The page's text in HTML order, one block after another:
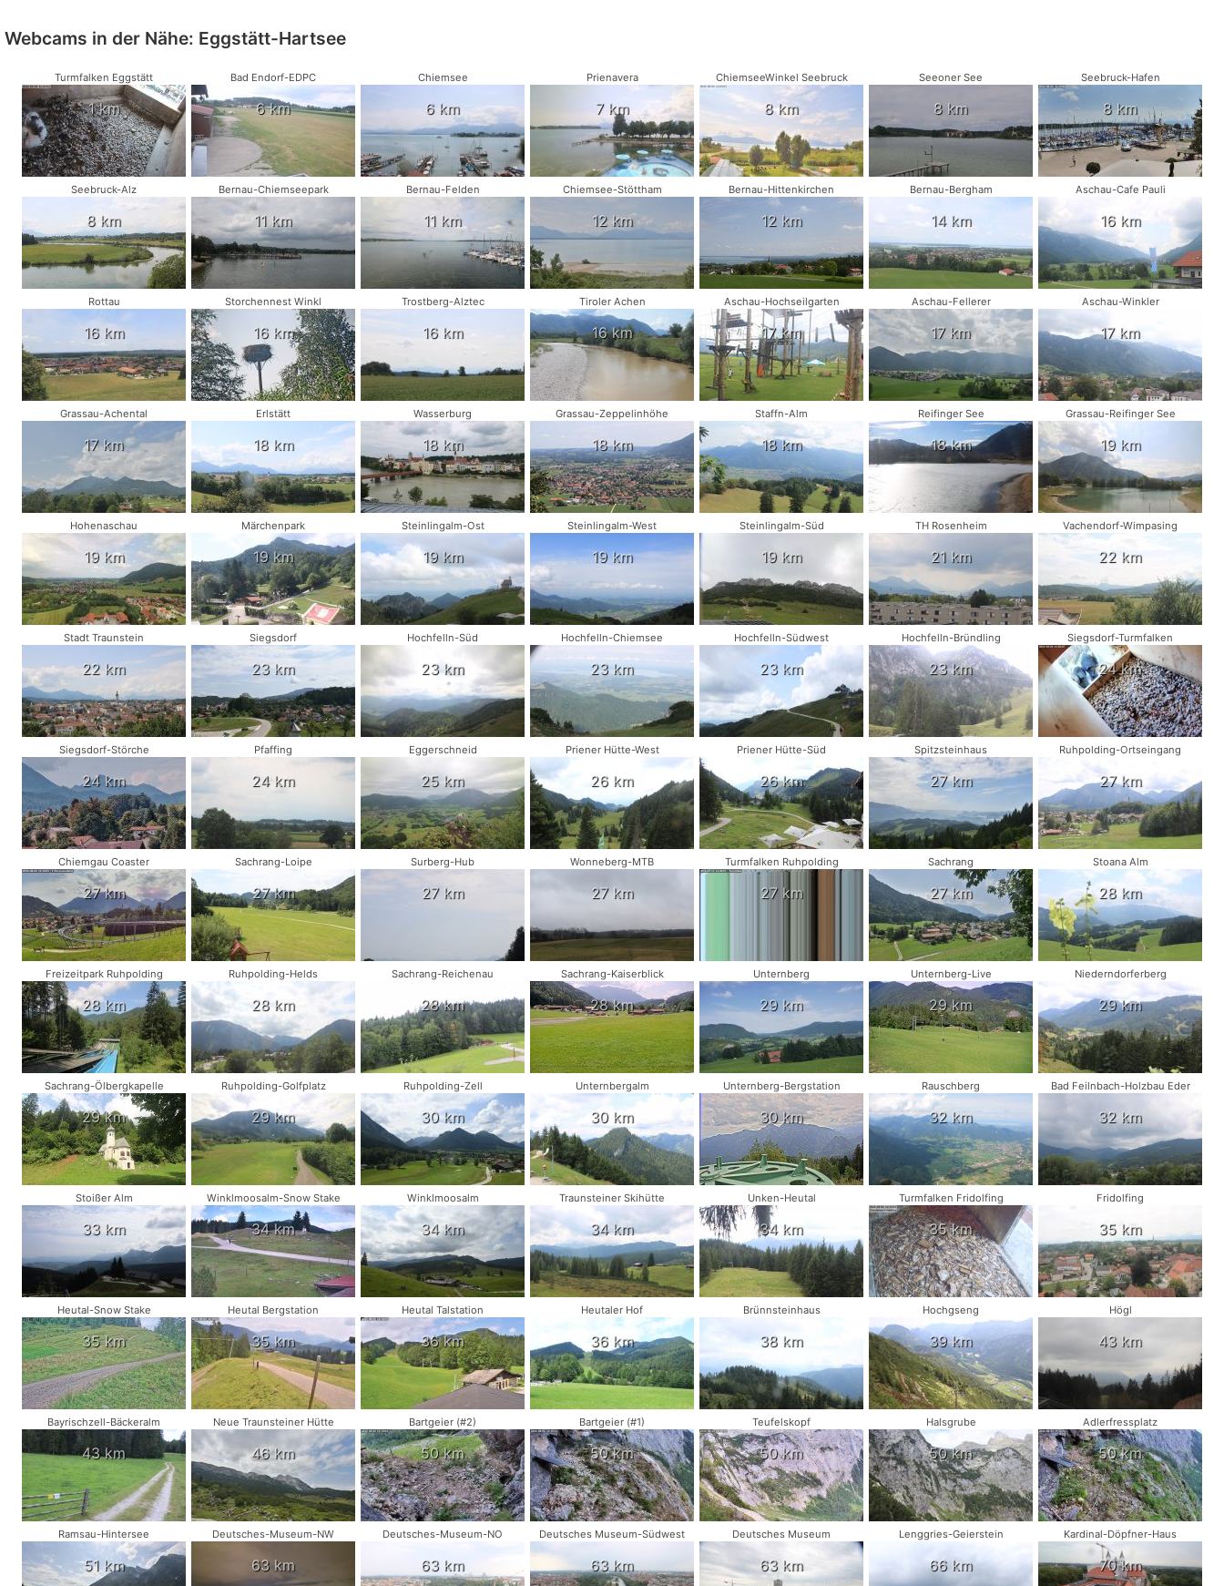
Webcams in der Nähe: Eggstätt-Hartsee
Turmfalken Eggstätt
1 km
Bad Endorf-EDPC
6 km
Chiemsee
6 km
Prienavera
7 km
ChiemseeWinkel Seebruck
8 km
Seeoner See
8 km
Seebruck-Hafen
8 km
Seebruck-Alz
8 km
Bernau-Chiemseepark
11 km
Bernau-Felden
11 km
Chiemsee-Stöttham
12 km
Bernau-Hittenkirchen
12 km
Bernau-Bergham
14 km
Aschau-Cafe Pauli
16 km
Rottau
16 km
Storchennest Winkl
16 km
Trostberg-Alztec
16 km
Tiroler Achen
16 km
Aschau-Hochseilgarten
17 km
Aschau-Fellerer
17 km
Aschau-Winkler
17 km
Grassau-Achental
17 km
Erlstätt
18 km
Wasserburg
18 km
Grassau-Zeppelinhöhe
18 km
Staffn-Alm
18 km
Reifinger See
18 km
Grassau-Reifinger See
19 km
Hohenaschau
19 km
Märchenpark
19 km
Steinlingalm-Ost
19 km
Steinlingalm-West
19 km
Steinlingalm-Süd
19 km
TH Rosenheim
21 km
Vachendorf-Wimpasing
22 km
Stadt Traunstein
22 km
Siegsdorf
23 km
Hochfelln-Süd
23 km
Hochfelln-Chiemsee
23 km
Hochfelln-Südwest
23 km
Hochfelln-Bründling
23 km
Siegsdorf-Turmfalken
24 km
Siegsdorf-Störche
24 km
Pfaffing
24 km
Eggerschneid
25 km
Priener Hütte-West
26 km
Priener Hütte-Süd
26 km
Spitzsteinhaus
27 km
Ruhpolding-Ortseingang
27 km
Chiemgau Coaster
27 km
Sachrang-Loipe
27 km
Surberg-Hub
27 km
Wonneberg-MTB
27 km
Turmfalken Ruhpolding
27 km
Sachrang
27 km
Stoana Alm
28 km
Freizeitpark Ruhpolding
28 km
Ruhpolding-Helds
28 km
Sachrang-Reichenau
28 km
Sachrang-Kaiserblick
28 km
Unternberg
29 km
Unternberg-Live
29 km
Niederndorferberg
29 km
Sachrang-Ölbergkapelle
29 km
Ruhpolding-Golfplatz
29 km
Ruhpolding-Zell
30 km
Unternbergalm
30 km
Unternberg-Bergstation
30 km
Rauschberg
32 km
Bad Feilnbach-Holzbau Eder
32 km
Stoißer Alm
33 km
Winklmoosalm-Snow Stake
34 km
Winklmoosalm
34 km
Traunsteiner Skihütte
34 km
Unken-Heutal
34 km
Turmfalken Fridolfing
35 km
Fridolfing
35 km
Heutal-Snow Stake
35 km
Heutal Bergstation
35 km
Heutal Talstation
36 km
Heutaler Hof
36 km
Brünnsteinhaus
38 km
Hochgseng
39 km
Högl
43 km
Bayrischzell-Bäckeralm
43 km
Neue Traunsteiner Hütte
46 km
Bartgeier (#2)
50 km
Bartgeier (#1)
50 km
Teufelskopf
50 km
Halsgrube
50 km
Adlerfressplatz
50 km
Ramsau-Hintersee
51 km
Deutsches-Museum-NW
63 km
Deutsches-Museum-NO
63 km
Deutsches Museum-Südwest
63 km
Deutsches Museum
63 km
Lenggries-Geierstein
66 km
Kardinal-Döpfner-Haus
70 km